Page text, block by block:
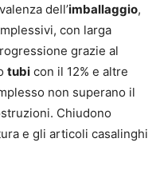
dell’imballaggio,
con larga
grazie al
tubi con il 12% e altre
non superano il
Chiudono
e gli articoli casalinghi